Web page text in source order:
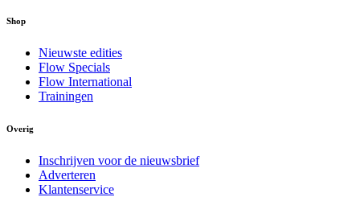
Shop
Nieuwste edities
Flow Specials
Flow International
Trainingen
Overig
Inschrijven voor de nieuwsbrief
Adverteren
Klantenservice